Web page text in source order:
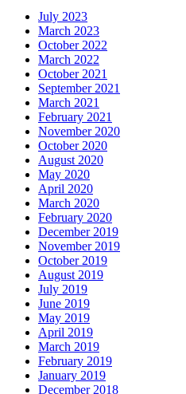
July 2023
March 2023
October 2022
March 2022
October 2021
September 2021
March 2021
February 2021
November 2020
October 2020
August 2020
May 2020
April 2020
March 2020
February 2020
December 2019
November 2019
October 2019
August 2019
July 2019
June 2019
May 2019
April 2019
March 2019
February 2019
January 2019
December 2018